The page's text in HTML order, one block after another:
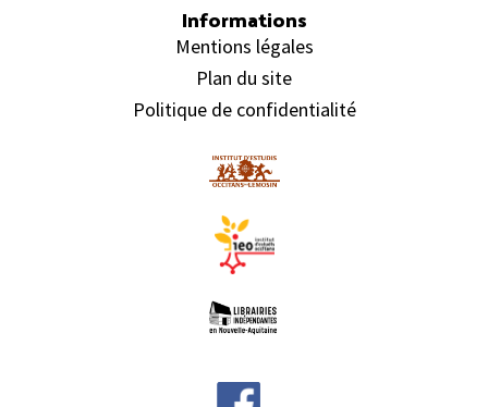
Informations
Mentions légales
Plan du site
Politique de confidentialité